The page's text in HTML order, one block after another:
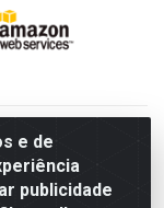
e de
publicidade
101 Sul, nº3700
0001-95
PB e RN.